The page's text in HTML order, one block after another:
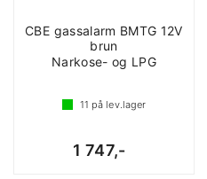
CBE gassalarm BMTG 12V
brun
Narkose- og LPG
11 på lev.lager
1 747,-